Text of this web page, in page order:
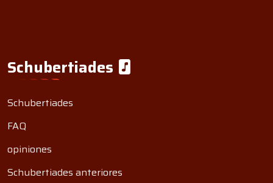
Schubertiades
Schubertiades
FAQ
opiniones
Schubertiades anteriores